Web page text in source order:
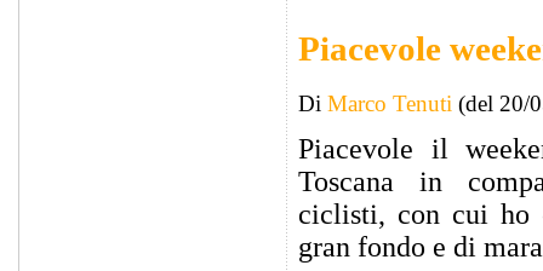
Piacevole
Di Marco Tenuti (del 20/
Piacevole il
Toscana in
ciclisti, con cui ho
gran fondo e di